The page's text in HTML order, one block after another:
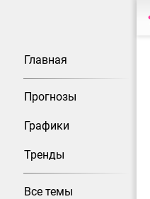
Главная
Прогнозы
Графики
Тренды
Все темы